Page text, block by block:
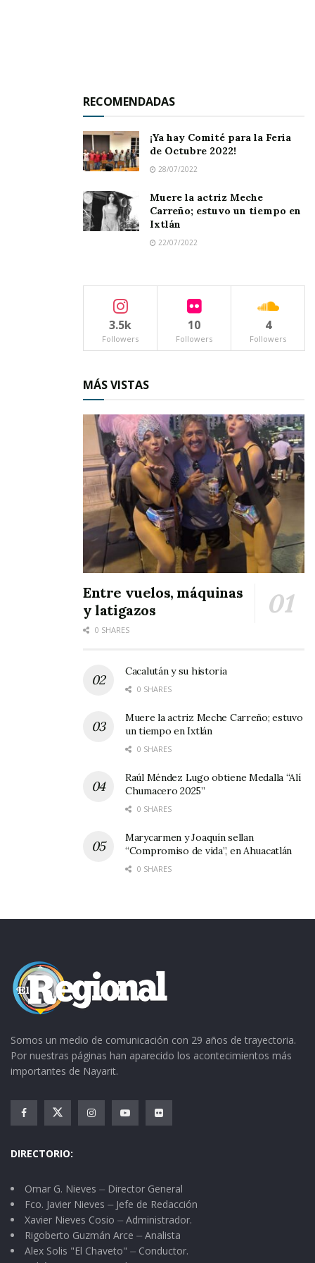
Llanto acumulado.
Caricia de ilusión.
Maíz encendido.
Nota en lo inerte.
Talismán de ciegos.
Deseo purificado.
Anillo:
Ánimo:
Salto silvestre.
Anteojos:
Antojo
Salpicadura del deseo.
Año:
Recital del Eterno.
RECOMENDADAS
¡Ya hay Comité para la Feria
de Octubre 2022!
28/07/2022
Muere la actriz Meche
Carreño; estuvo un tiempo en
Ixtlán
22/07/2022
3.5k
Followers
10
Followers
4
Followers
MÁS VISTAS
Entre vuelos, máquinas
y latigazos
0 SHARES
Cacalután y su historia
0 SHARES
Muere la actriz Meche Carreño; estuvo
un tiempo en Ixtlán
0 SHARES
Raúl Méndez Lugo obtiene Medalla “Alí
Chumacero 2025”
0 SHARES
Marycarmen y Joaquín sellan
“Compromiso de vida”, en Ahuacatlán
0 SHARES
Somos un medio de comunicación con 29 años de trayectoria.
Por nuestras páginas han aparecido los acontecimientos más
importantes de Nayarit.
DIRECTORIO:
Omar G. Nieves ⏤ Director General
Fco. Javier Nieves ⏤ Jefe de Redacción
Xavier Nieves Cosio ⏤ Administrador.
Rigoberto Guzmán Arce ⏤ Analista
Alex Solis "El Chaveto" ⏤ Conductor.